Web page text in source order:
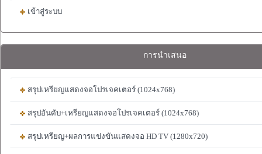
เข้าสู่ระบบ
การนำเสนอ
สรุปเหรียญแสดงจอโปรเจคเตอร์ (1024x768)
สรุปอันดับ+เหรียญแสดงจอโปรเจคเตอร์ (1024x768)
สรุปเหรียญ+ผลการแข่งขันแสดงจอ HD TV (1280x720)